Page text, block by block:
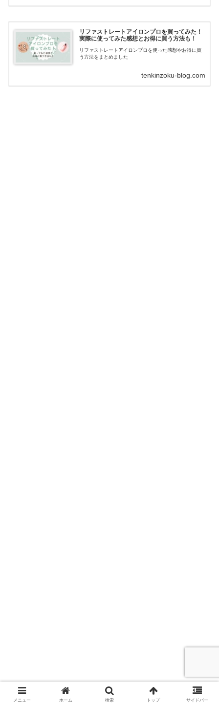
リファストレートアイロンプロを買ってみた！
実際に使ってみた感想とお得に買う方法も！
リファストレートアイロンプロを使った感想やお得に買
う方法をまとめました
tenkinzoku-blog.com
メニュー ホーム 検索 トップ サイドバー